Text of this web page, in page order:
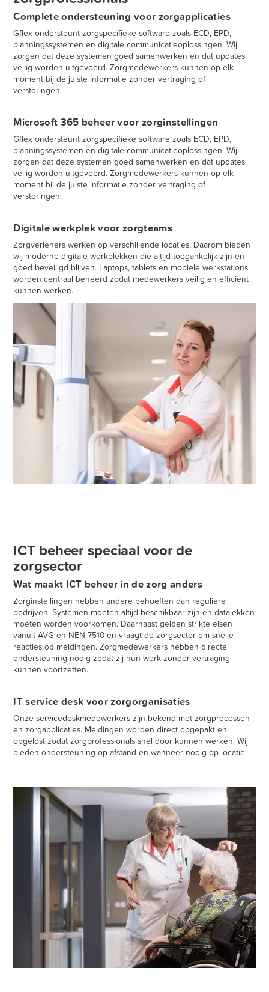
Complete ondersteuning voor zorgapplicaties
Gflex ondersteunt zorgspecifieke software zoals ECD, EPD,
planningssystemen en digitale communicatieoplossingen. Wij
zorgen dat deze systemen goed samenwerken en dat updates
veilig worden uitgevoerd. Zorgmedewerkers kunnen op elk
moment bij de juiste informatie zonder vertraging of
verstoringen.
Microsoft 365 beheer voor zorginstellingen
Gflex ondersteunt zorgspecifieke software zoals ECD, EPD,
planningssystemen en digitale communicatieoplossingen. Wij
zorgen dat deze systemen goed samenwerken en dat updates
veilig worden uitgevoerd. Zorgmedewerkers kunnen op elk
moment bij de juiste informatie zonder vertraging of
verstoringen.
Digitale werkplek voor zorgteams
Zorgverleners werken op verschillende locaties. Daarom bieden
wij moderne digitale werkplekken die altijd toegankelijk zijn en
goed beveiligd blijven. Laptops, tablets en mobiele werkstations
worden centraal beheerd zodat medewerkers veilig en efficiënt
kunnen werken.
ICT beheer speciaal voor de
zorgsector
Wat maakt ICT beheer in de zorg anders
Zorginstellingen hebben andere behoeften dan reguliere
bedrijven. Systemen moeten altijd beschikbaar zijn en datalekken
moeten worden voorkomen. Daarnaast gelden strikte eisen
vanuit AVG en NEN 7510 en vraagt de zorgsector om snelle
reacties op meldingen. Zorgmedewerkers hebben directe
ondersteuning nodig zodat zij hun werk zonder vertraging
kunnen voortzetten.
IT service desk voor zorgorganisaties
Onze servicedeskmedewerkers zijn bekend met zorgprocessen
en zorgapplicaties. Meldingen worden direct opgepakt en
opgelost zodat zorgprofessionals snel door kunnen werken. Wij
bieden ondersteuning op afstand en wanneer nodig op locatie.